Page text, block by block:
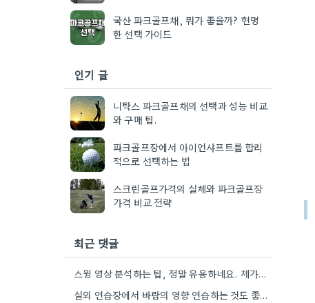
국산 파크골프채, 뭐가 좋을까? 현명
한 선택 가이드
인기 글
니탁스 파크골프채의 선택과 성능 비교
와 구매 팁.
파크골프장에서 아이언샤프트를 합리
적으로 선택하는 법
스크린골프가격의 실체와 파크골프장
가격 비교 전략
최근 댓글
스윙 영상 분석하는 팁, 정말 유용하네요. 제가 영상으로 찍어보니까 어떤 부분에서 많이 흔들리는지 눈으로 확인하니…
실외 연습장에서 바람의 영향 연습하는 것도 좋지만, 특히 초반에는 스윙 영상 분석을 통해 근본적인 폼…